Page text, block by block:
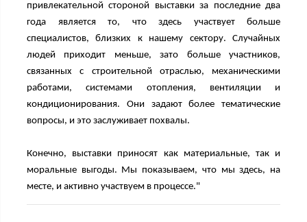
привлекательной стороной выставки за последние два
года является то, что здесь участвует больше
специалистов, близких к нашему сектору. Случайных
людей приходит меньше, зато больше участников,
связанных с строительной отраслью, механическими
работами, системами отопления, вентиляции и
кондиционирования. Они задают более тематические
вопросы, и это заслуживает похвалы.
Конечно, выставки приносят как материальные, так и
моральные выгоды. Мы показываем, что мы здесь, на
месте, и активно участвуем в процессе."